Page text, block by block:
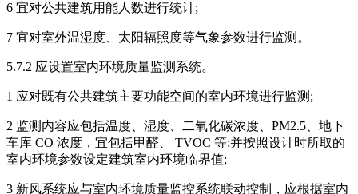
6 宜对公共建筑用能人数进行统计;
7 宜对室外温湿度、太阳辐照度等气象参数进行监测。
5.7.2 应设置室内环境质量监测系统。
1 应对既有公共建筑主要功能空间的室内环境进行监测;
2 监测内容应包括温度、湿度、二氧化碳浓度、PM2.5、地下
车库 CO 浓度，宜包括甲醛、 TVOC 等;并按照设计时所取的
室内环境参数设定建筑室内环境临界值;
3 新风系统应与室内环境质量监控系统联动控制，应根据室内